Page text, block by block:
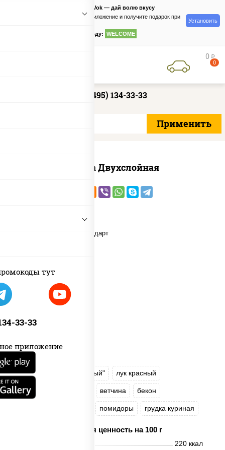
тут
33-33
приложение
PizzaSushiWok — дай волю вкусу
Скачайте приложение и получите подарок при
по промокоду: WELCOME
Установить
0 руб
0
+7 (495) 134-33-33
Пицца Двухслойная
соус "Томатно - горчичный" лук красный
огурцы маринованные ветчина бекон
помидоры грудка куриная
Пищевая ценность на 100 г
220 ккал